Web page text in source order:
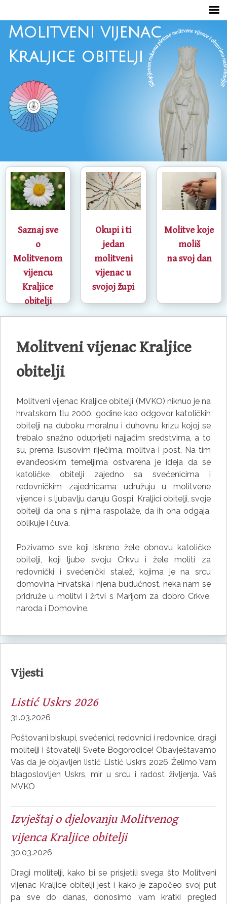
Molitveni vijenac
Kraljice obitelji
Saznaj sve
o
Molitvenom
vijencu
Kraljice
obitelji
Okupi i ti
jedan
molitveni
vijenac u
svojoj župi
Molitve koje
moliš
na svoj dan
sadržajaMolitveni vijenac Kraljice
obitelji
Molitveni vijenac Kraljice obitelji (MVKO) niknuo je na
hrvatskom tlu 2000. godine kao odgovor katoličkih
obitelji na duboku moralnu i duhovnu krizu kojoj se
trebalo snažno oduprijeti najjačim sredstvima, a to
su, prema Isusovim riječima, molitva i post. Na tim
evanđeoskim temeljima ostvarena je ideja da se
katoličke obitelji zajedno sa svećenicima i
redovničkim zajednicama udružuju u molitvene
vijence i s ljubavlju daruju Gospi, Kraljici obitelji, svoje
obitelji da ona s njima raspolaže, da ih ona odgaja,
oblikuje i čuva.
Pozivamo sve koji iskreno žele obnovu katoličke
obitelji, koji ljube svoju Crkvu i žele moliti za
redovnički i svećenički stalež, kojima je na srcu
domovina Hrvatska i njena budućnost, neka nam se
pridruže u molitvi i žrtvi s Marijom za dobro Crkve,
naroda i Domovine.
Vijesti
Listić Uskrs 2026
31.03.2026
Poštovani biskupi, svećenici, redovnici i redovnice, dragi
molitelji i štovatelji Svete Bogorodice! Obavještavamo
Vas da je objavljen listić Listić Uskrs 2026 Želimo Vam
blagoslovljen Uskrs, mir u srcu i radost življenja. Vaš
MVKO
Izvještaj o djelovanju Molitvenog
vijenca Kraljice obitelji
30.03.2026
Dragi molitelji, kako bi se prisjetili svega što Molitveni
vijenac Kraljice obitelji jest i kako je započeo svoj put
pa sve do danas, donosimo vam kratki pregled